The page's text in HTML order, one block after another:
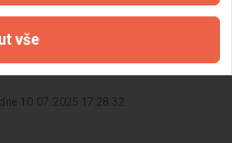
10.07.2025 17:28:32
vše